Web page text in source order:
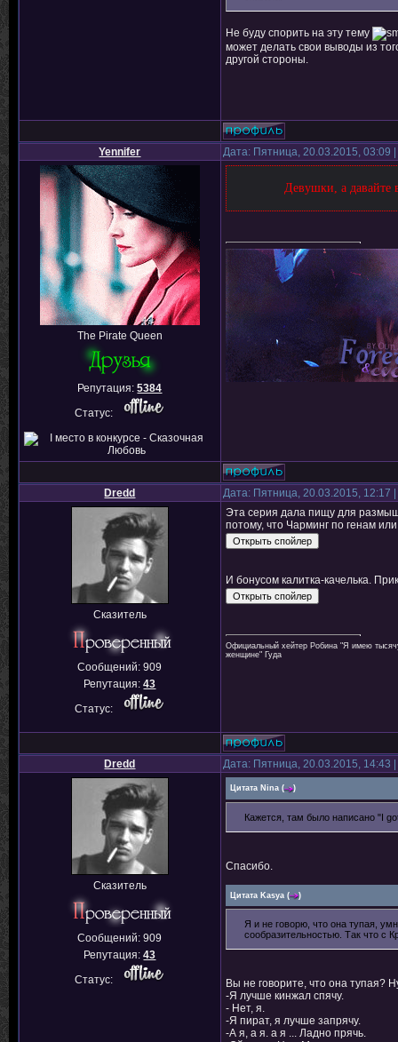
Не буду спорить на эту тему
может делать свои выводы из
другой стороны.
Yennifer Дата: Пятница, 20.03.2015,
The Pirate Queen
Репутация:5384
Статус:
Девушки, а давайте
Dredd Дата: Пятница, 20.03.2015,
Сказитель
Сообщений:909
Репутация:43
Статус:
Эта серия дала пищу для
потому, что Чарминг по генам
И бонусом калитка-качелька.
Официальный хейтер Робина "Я имею
женщине" Гуда
Dredd Дата: Пятница, 20.03.2015,
Сказитель
Сообщений:909
Репутация:43
Статус:
Цитата Nina ( )
Кажется, там было написано "I
Спасибо.
Цитата Kasya ( )
Я и не говорю, что она тупая,
сообразительностью. Так что с
Вы не говорите, что она тупая?
-Я лучше кинжал спячу.
- Нет, я.
-Я пират, я лучше запрячу.
-А я, а я. а я ... Ладно прячь.